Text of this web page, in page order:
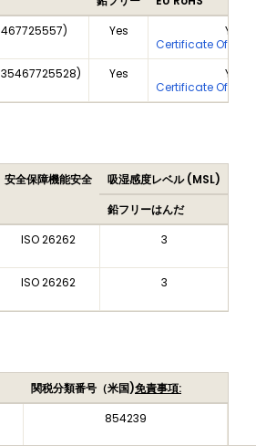
) Yes
Yes
Certificate Of
) Yes
Yes
Certificate Of
安全保障機能安全 吸湿感度レベル (MSL)
鉛フリーはんだ
ISO 26262 3
ISO 26262 3
関税分類番号（米国)免責事項:
854239